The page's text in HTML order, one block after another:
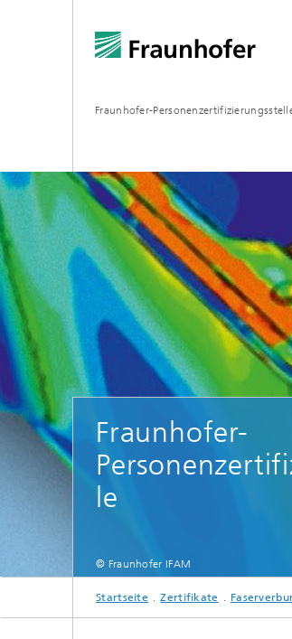
Fraunhofer-
ZERTIFIKATE
REGULARIEN
Fraunhofer-
le
© Fraunhofer IFAM
Startseite Zertifikate